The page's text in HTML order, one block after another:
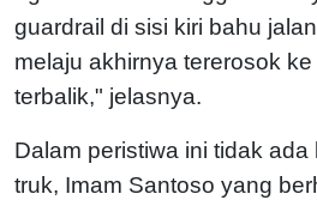
guardrail di sisi kiri bahu
melaju akhirnya tererosok
terbalik," jelasnya.
Dalam peristiwa ini tidak
truk, Imam Santoso yang